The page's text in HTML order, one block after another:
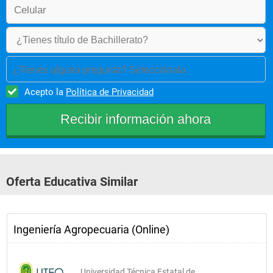
¿Tienes alguna pregunta? Selecciónala
Acepto la Política de Privacidad
Oferta Educativa Similar
Ingeniería Agropecuaria (Online)